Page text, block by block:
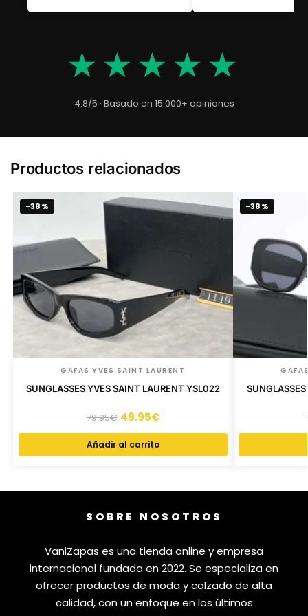
★★★★★
4.8/5 · Basado en 15.000+ opiniones
Productos relacionados
-38%
GAFAS YVES SAINT LAURENT
SUNGLASSES YVES SAINT LAURENT YSL022
79.95€ 49.95€
Añadir al carrito
-38%
SOBRE NOSOTROS
VaniZapas es una tienda online y empresa
internacional fundada en 2022. Se especializa en
ofrecer productos de moda y calzado de alta
calidad, con un enfoque en los últimos